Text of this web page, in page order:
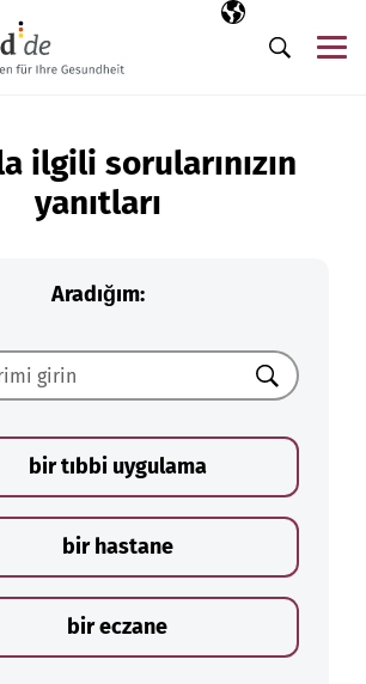
Seçili dil
TR
Arama
ilgili sorularınızın
yanıtları
Aradığım:
Ara
bir tıbbi uygulama
bir hastane
bir eczane